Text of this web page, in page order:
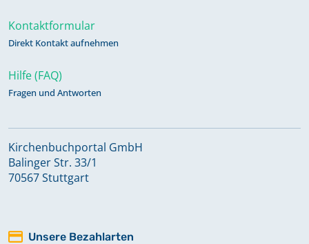
Kontaktformular
Direkt Kontakt aufnehmen
Hilfe (FAQ)
Fragen und Antworten
Kirchenbuchportal GmbH
Balinger Str. 33/1
70567 Stuttgart
Unsere Bezahlarten